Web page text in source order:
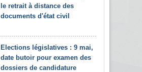
le retrait à distance des
documents d'état civil
Elections législatives : 9 mai,
date butoir pour examen des
dossiers de candidature